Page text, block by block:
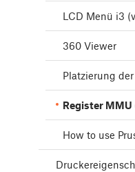
LCD Menü i3
360 Viewer
Platzierung
Register MMU
How to use